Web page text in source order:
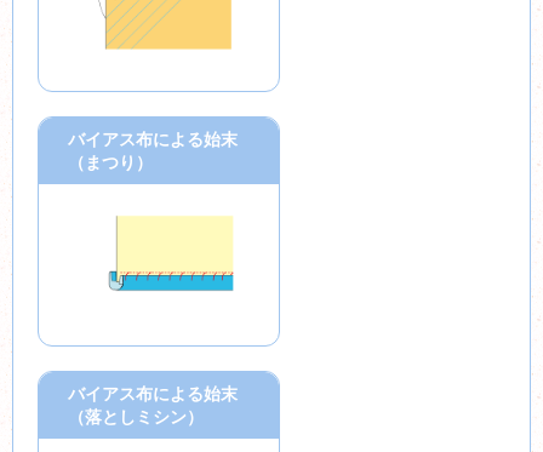
バイアス布による始末
（まつり）
バイアス布による始末
（落としミシン）